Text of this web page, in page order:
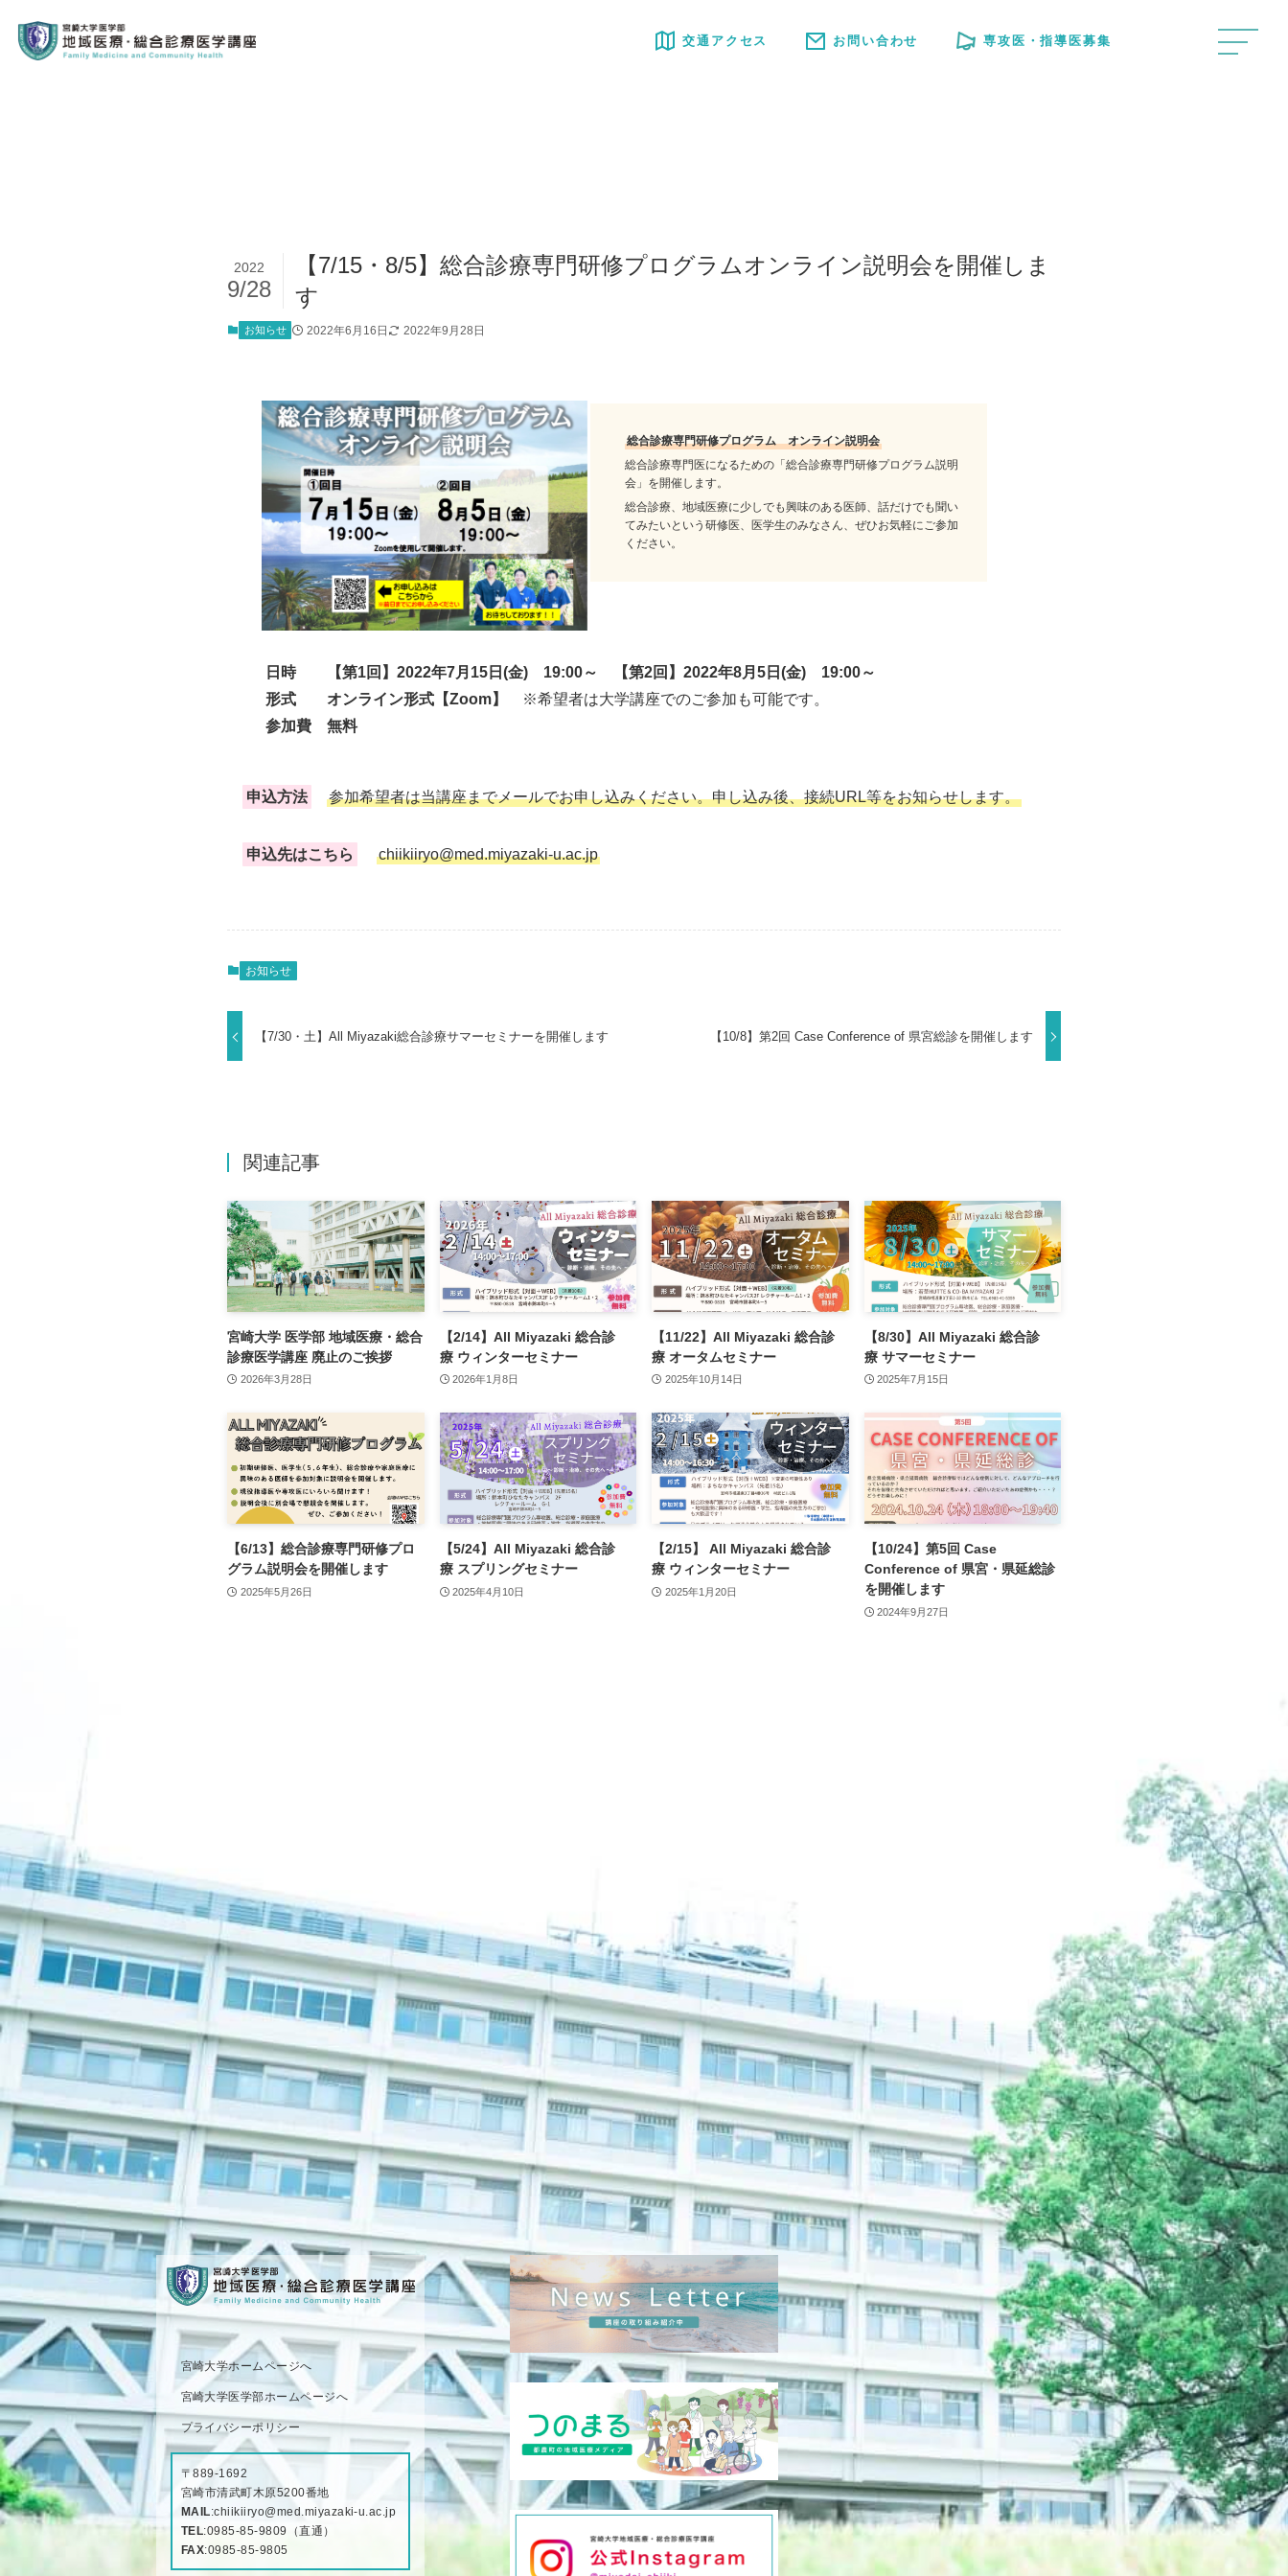
交通アクセス お問い合わせ 専攻医・指導医募集
【7/15・8/5】総合診療専門研修プログラムオンライン説明会を開催しま
す
2022
9/28
お知らせ 2022年6月16日 2022年9月28日
総合診療専門研修プログラム オンライン説明会
総合診療専門医になるための「総合診療専門研修プログラム説明
会」を開催します。
総合診療、地域医療に少しでも興味のある医師、話だけでも聞い
てみたいという研修医、医学生のみなさん、ぜひお気軽にご参加
ください。
日時 【第1回】2022年7月15日(金) 19:00～
【第2回】2022年8月5日(金) 19:00～
形式 オンライン形式【Zoom】
※希望者は大学講座でのご参加も可能です。
参加費 無料
申込方法 参加希望者は当講座までメールでお申し込みください。申し込み後、接続URL等をお知らせします。
申込先はこちら chiikiiryo@med.miyazaki-u.ac.jp
お知らせ
【7/30・土】All Miyazaki総合診療サマーセミナーを開催します 【10/8】第2回 Case Conference of 県宮総診を開催します
関連記事
宮崎大学 医学部 地域医療・総合
診療医学講座 廃止のご挨拶
2026年3月28日
【2/14】All Miyazaki 総合診
療 ウィンターセミナー
2026年1月8日
【11/22】All Miyazaki 総合診
療 オータムセミナー
2025年10月14日
【8/30】All Miyazaki 総合診
療 サマーセミナー
2025年7月15日
【6/13】総合診療専門研修プロ
グラム説明会を開催します
2025年5月26日
【5/24】All Miyazaki 総合診
療 スプリングセミナー
2025年4月10日
【2/15】 All Miyazaki 総合診
療 ウィンターセミナー
2025年1月20日
【10/24】第5回 Case
Conference of 県宮・県延総診
を開催します
2024年9月27日
宮崎大学ホームページへ
宮崎大学医学部ホームページへ
プライバシーポリシー
〒889-1692
宮崎市清武町木原5200番地
MAIL:chiikiiryo@med.miyazaki-u.ac.jp
TEL:0985-85-9809
（直通）
FAX:0985-85-9805